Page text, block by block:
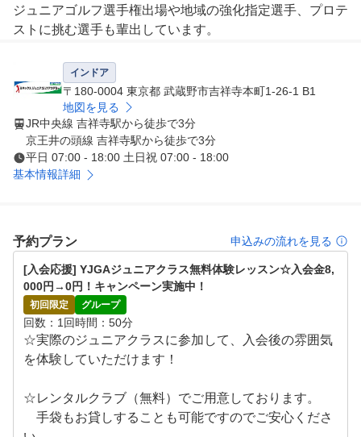
ジュニアゴルフ選手権出場や地域の強化指定選手、プロテ
ストに挑む選手も輩出しています。
YJGAの会員は、ヨネックスゴルフ商品がいつでも30％O
FFで購入可能。お子さまが会員でしたら、保護者様も同
割引にて購入可能です。また、フィッティングや試打など
、ヨネックス施設にていつでも可能。成績次第ではヨネッ
クスとクラブ契約を結ぶ選手もいて、心強いサポートも受
けられます。
を経てプロゴルファーになるケースが多くなっています。
『挨拶・ルール・礼儀作法』『ライバルや憧れの存在を見
つけ闘争心、やる気の向上』『団体生活による人間関係や
周囲との信頼関係を育む』。ヨネックスジュニアゴルフア
カデミーでは、ゴルフを通じて協調性・社会性を養うこと
を重要なことと考えて、様々なプログラムを提供。勿論、
技術指導に関しては成長により個人差があるため、個々に
当アカデミーは、ジュニアゴルファー人口の拡大に向けス
インドア
〒180-0004 東京都 武蔵野市吉祥寺本町1-26-1 B1
地図を見る
JR中央線 吉祥寺駅から徒歩で3分
京王井の頭線 吉祥寺駅から徒歩で3分
平日 07:00 - 18:00 土日祝 07:00 - 18:00
基本情報詳細
予約プラン 申込みの流れを見る
[入会応援] YJGAジュニアクラス無料体験レッスン☆入会金8,
000円→0円！キャンペーン実施中！
初回限定 グループ
回数 1回時間 50分
☆実際のジュニアクラスに参加して、入会後の雰囲気
を体験していただけます！
☆レンタルクラブ（無料）でご用意しております。
手袋もお貸しすることも可能ですのでご安心くださ